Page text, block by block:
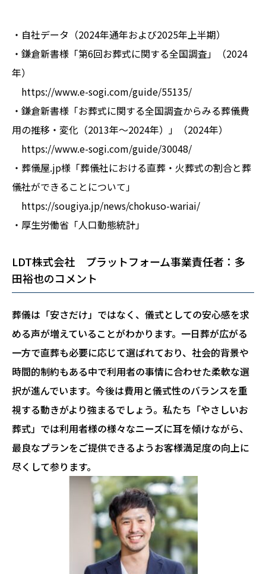
・自社データ（2024年通年および2025年上半期）
・鎌倉新書様「第6回お葬式に関する全国調査」（2024
年）
https://www.e-sogi.com/guide/55135/
・鎌倉新書様「お葬式に関する全国調査からみる葬儀費
用の推移・変化（2013年～2024年）」（2024年）
https://www.e-sogi.com/guide/30048/
・葬儀屋.jp様「葬儀社における直葬・火葬式の割合と葬
儀社ができることについて」
https://sougiya.jp/news/chokuso-wariai/
・厚生労働省「人口動態統計」
LDT株式会社 プラットフォーム事業責任者：多
田裕也のコメント
葬儀は「安さだけ」ではなく、儀式としての安心感を求
める声が増えていることがわかります。一日葬が広がる
一方で直葬も必要に応じて選ばれており、社会的背景や
時間的制約もある中で利用者の事情に合わせた柔軟な選
択が進んでいます。今後は費用と儀式性のバランスを重
視する動きがより強まるでしょう。私たち「やさしいお
葬式」では利用者様の様々なニーズに耳を傾けながら、
最良なプランをご提供できるようお客様満足度の向上に
尽くして参ります。